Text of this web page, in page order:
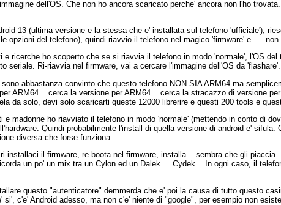
dell'OS. Che non ho ancora scaricato perche' ancora non l'ho
13 (ultima versione e la stessa che e' installata sul telefono 'ufficiale'),
opzioni del telefono), quindi riavvio il telefono nel magico 'firmware' e.....
e ricerche ho scoperto che se si riavvia il telefono in modo 'normale', l'OS
seriale. Ri-riavvia nel firmware, vai a cercare l'immagine dell'OS da
abbastanza convinto che questo telefono NON SIA ARM64 ma
ARM64... cerca la versione per ARM64... cerca la stracazzo di versione
da solo, devi solo scaricarti queste 12000 librerire e questi 200 tools e
e madonne ho riavviato il telefono in modo 'normale' (mettendo in conto di
Quindi probabilmente l'install di quella versione di android e'
diversa che forse funziona.
installaci il firmware, re-boota nel firmware, installa... sembra che gli
un po' un mix tra un Cylon ed un Dalek.... Cydek... In ogni caso, il
questo "autenticatore" demmerda che e' poi la causa di tutto questo
si', c'e' Android adesso, ma non c'e' niente di "google", per esempio non